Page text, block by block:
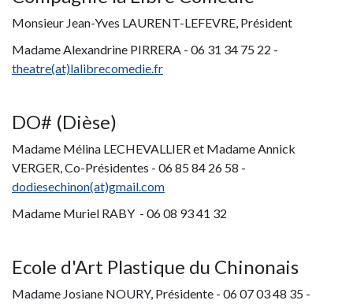
Monsieur Jean-Yves LAURENT-LEFEVRE, Président
Madame Alexandrine PIRRERA - 06 31 34 75 22 -
theatre(at)lalibrecomedie.fr
DO# (Dièse)
Madame Mélina LECHEVALLIER et Madame Annick
VERGER, Co-Présidentes - 06 85 84 26 58 -
dodiesechinon(at)gmail.com
Madame Muriel RABY - 06 08 93 41 32
Ecole d'Art Plastique du Chinonais
Madame Josiane NOURY, Présidente - 06 07 03 48 35 -